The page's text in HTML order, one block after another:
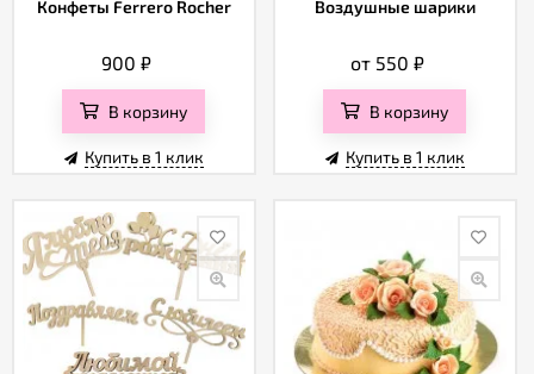
Конфеты Ferrero Rocher
900₽
В корзину
Купить в 1 клик
Воздушные шарики
от 550₽
В корзину
Купить в 1 клик